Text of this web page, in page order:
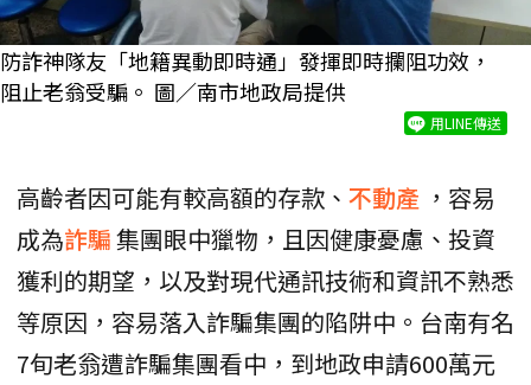
防詐神隊友「地籍異動即時通」發揮即時攔阻功效，
阻止老翁受騙。 圖／南市地政局提供
用LINE傳送
高齡者因可能有較高額的存款、 不動產 ，容易
成為詐騙集團眼中獵物，且因健康憂慮、投資
獲利的期望，以及對現代通訊技術和資訊不熟悉
等原因，容易落入詐騙集團的陷阱中。台南有名
7旬老翁遭詐騙集團看中，到地政申請600萬元